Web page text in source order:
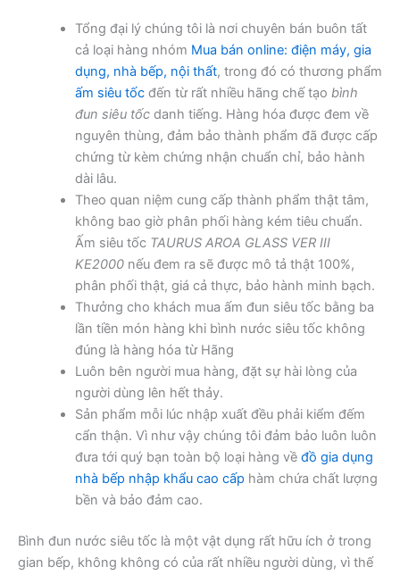
Tổng đại lý chúng tôi là nơi chuyên bán buôn tất
cả loại hàng nhóm Mua bán online: điện máy, gia
dụng, nhà bếp, nội thất, trong đó có thương phẩm
ấm siêu tốcđến từ rất nhiều hãng chế tạo bình
đun siêu tốcdanh tiếng. Hàng hóa được đem về
nguyên thùng, đảm bảo thành phẩm đã được cấp
chứng từ kèm chứng nhận chuẩn chỉ, bảo hành
dài lâu.
Theo quan niệm cung cấp thành phẩm thật tâm,
không bao giờ phân phối hàng kém tiêu chuẩn.
Ấm siêu tốc TAURUS AROA GLASS VER III
KE2000nếu đem ra sẽ được mô tả thật 100%,
phân phối thật, giá cả thực, bảo hành minh bạch.
Thưởng cho khách mua ấm đun siêu tốc bằng ba
lần tiền món hàng khi bình nước siêu tốc không
đúng là hàng hóa từ Hãng
Luôn bên người mua hàng, đặt sự hài lòng của
người dùng lên hết thảy.
Sản phẩm mỗi lúc nhập xuất đều phải kiểm đếm
cẩn thận. Vì như vậy chúng tôi đảm bảo luôn luôn
đưa tới quý bạn toàn bộ loại hàng về đồ gia dụng
nhà bếp nhập khẩu cao cấp hàm chứa chất lượng
bền và bảo đảm cao.
Bình đun nước siêu tốc là một vật dụng rất hữu ích ở trong
gian bếp, không không có của rất nhiều người dùng, vì thế